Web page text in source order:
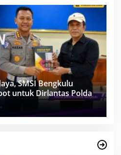
SMSI Bengkulu
untuk Dirlantas Polda